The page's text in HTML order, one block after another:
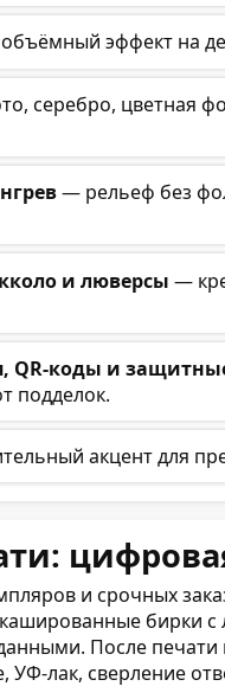
эффект на
серебро, цветная
— рельеф без
и люверсы —
QR-коды и
подделок.
акцент для
и срочных
бирки
После печати
лак, сверление